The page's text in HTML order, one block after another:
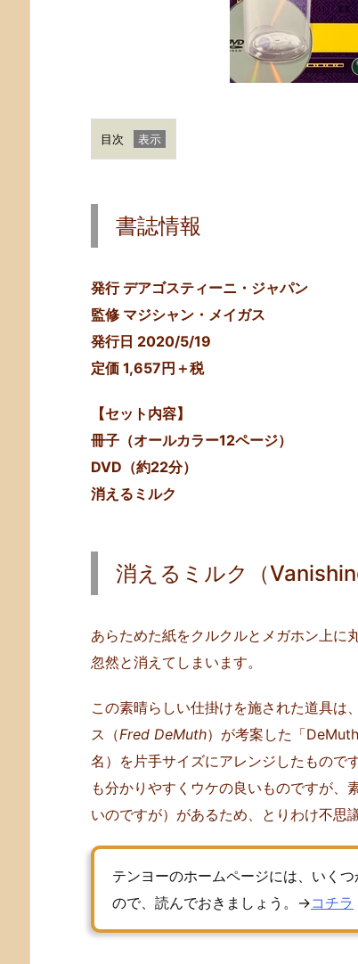
目次
1.
情
2.
消
る
ミ
ク
（V
a
n
g
M
ビ
ル・
チ
ジ
（B
i
書誌情報
発行 デアゴスティーニ・ジャパン
監修 マジシャン・メイガス
発行日 2020/5/19
定価 1,657円＋税
【セット内容】
冊子（オールカラー12ページ）
DVD（約22分）
消えるミルク
消えるミルク（
あらためた紙をクルクルとメガホン上に
忽然と消えてしまいます。
この素晴らしい仕掛けを施された道具は
ス（Fred DeMuth）が考案した「
名）を片手サイズにアレンジしたもので
も分かりやすくウケの良いものですが、
いのですが）があるため、とりわけ不思
テンヨーのホームページには、いく
ので、読んでおきましょう。→コチラ